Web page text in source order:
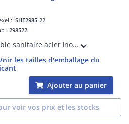
:SHE2985-22
:298522
Flexible sanitaire acier inox - Raccord 2 Ecrous tournants 1/2' - Longueur : 500mm - DN8 - ACS - QB
les tailles d'emballage du
Ajouter au panier
voir vos prix et les stocks